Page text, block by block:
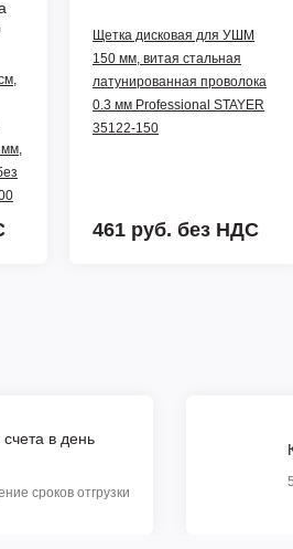
Щетка дисковая для УШМ
150 мм, витая стальная
латунированная проволока
0.3 мм Professional STAYER
35122-150
461 руб. без НДС
в день
сроков отгрузки